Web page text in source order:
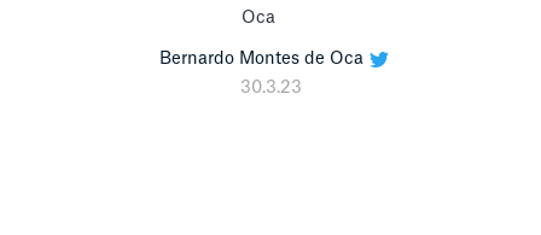
Bernardo Montes de Oca
30.3.23